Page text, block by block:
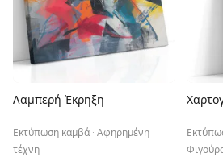
Λαμπερή Έκρηξη
Εκτύπωση καμβά · Αφηρημένη
τέχνη